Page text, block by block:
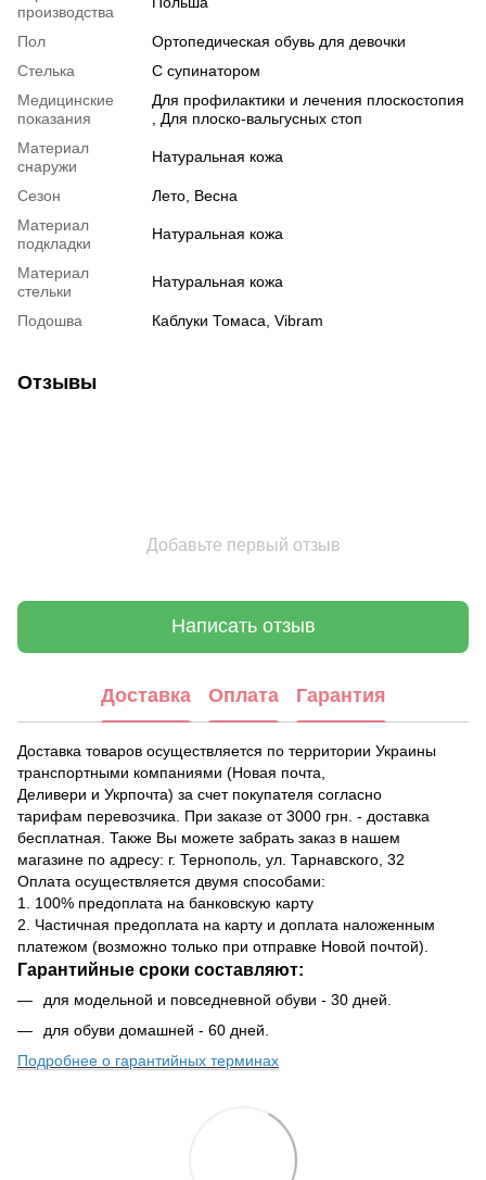
производства
Пол
Ортопедическая обувь для девочки
Стелька
С супинатором
Медицинские
показания
Для профилактики и лечения плоскостопия
, Для плоско-вальгусных стоп
Материал
снаружи
Натуральная кожа
Сезон
Лето, Весна
Материал
подкладки
Натуральная кожа
Материал
стельки
Натуральная кожа
Подошва Каблуки Томаса, Vibram
Отзывы
Добавьте первый отзыв
Написать отзыв
Доставка Оплата Гарантия
Доставка товаров осуществляется по территории Украины
транспортными компаниями (Новая почта,
Деливери и Укрпочта) за счет покупателя согласно
тарифам перевозчика. При заказе от 3000 грн. - доставка
бесплатная. Также Вы можете забрать заказ в нашем
магазине по адресу: г. Тернополь, ул. Тарнавского, 32
Оплата осуществляется двумя способами:
1. 100% предоплата на банковскую карту
2. Частичная предоплата на карту и доплата наложенным
платежом (возможно только при отправке Новой почтой).
Гарантийные сроки составляют:
для модельной и повседневной обуви - 30 дней.
для обуви домашней - 60 дней.
Подробнее о гарантийных терминах